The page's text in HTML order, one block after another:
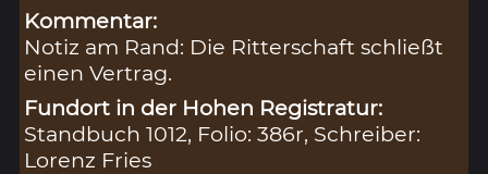
Kommentar:
Notiz am Rand: Die Ritterschaft schließt
einen Vertrag.
Fundort in der Hohen Registratur:
Standbuch 1012, Folio: 386r, Schreiber:
Lorenz Fries